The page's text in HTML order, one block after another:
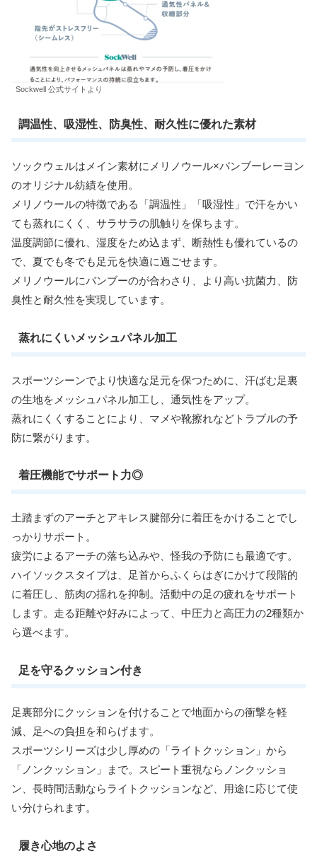
Sockwell 公式サイトより
調温性、吸湿性、防臭性、耐久性に優れた素材
ソックウェルはメイン素材にメリノウール×バンブーレーヨン
のオリジナル紡績を使用。
メリノウールの特徴である「調温性」「吸湿性」で汗をかい
ても蒸れにくく、サラサラの肌触りを保ちます。
温度調節に優れ、湿度をため込まず、断熱性も優れているの
で、夏でも冬でも足元を快適に過ごせます。
メリノウールにバンブーのが合わさり、より高い抗菌力、防
臭性と耐久性を実現しています。
蒸れにくいメッシュパネル加工
スポーツシーンでより快適な足元を保つために、汗ばむ足裏
の生地をメッシュパネル加工し、通気性をアップ。
蒸れにくくすることにより、マメや靴擦れなどトラブルの予
防に繋がります。
着圧機能でサポート力◎
土踏まずのアーチとアキレス腱部分に着圧をかけることでし
っかりサポート。
疲労によるアーチの落ち込みや、怪我の予防にも最適です。
ハイソックスタイプは、足首からふくらはぎにかけて段階的
に着圧し、筋肉の揺れを抑制。活動中の足の疲れをサポート
します。走る距離や好みによって、中圧力と高圧力の2種類か
ら選べます。
足を守るクッション付き
足裏部分にクッションを付けることで地面からの衝撃を軽
減、足への負担を和らげます。
スポーツシリーズは少し厚めの「ライトクッション」から
「ノンクッション」まで。スピート重視ならノンクッショ
ン、長時間活動ならライトクッションなど、用途に応じて使
い分けられます。
履き心地のよさ